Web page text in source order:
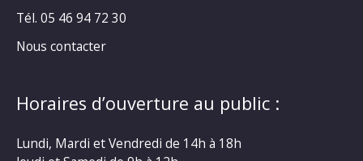
Tél. 05 46 94 72 30
Nous contacter
Horaires d’ouverture au public :
Lundi, Mardi et Vendredi de 14h à 18h